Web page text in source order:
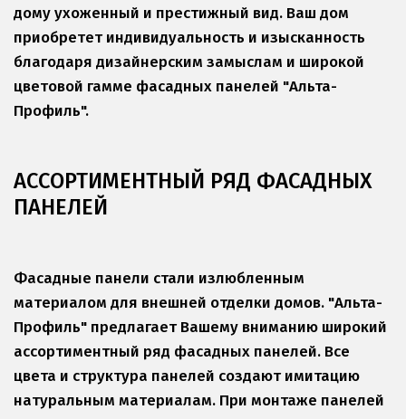
дому ухоженный и престижный вид. Ваш дом
приобретет индивидуальность и изысканность
благодаря дизайнерским замыслам и широкой
цветовой гамме фасадных панелей "Альта-
Профиль".
АССОРТИМЕНТНЫЙ РЯД ФАСАДНЫХ
ПАНЕЛЕЙ
Фасадные панели стали излюбленным
материалом для внешней отделки домов. "Альта-
Профиль" предлагает Вашему вниманию широкий
ассортиментный ряд фасадных панелей. Все
цвета и структура панелей создают имитацию
натуральным материалам. При монтаже панелей